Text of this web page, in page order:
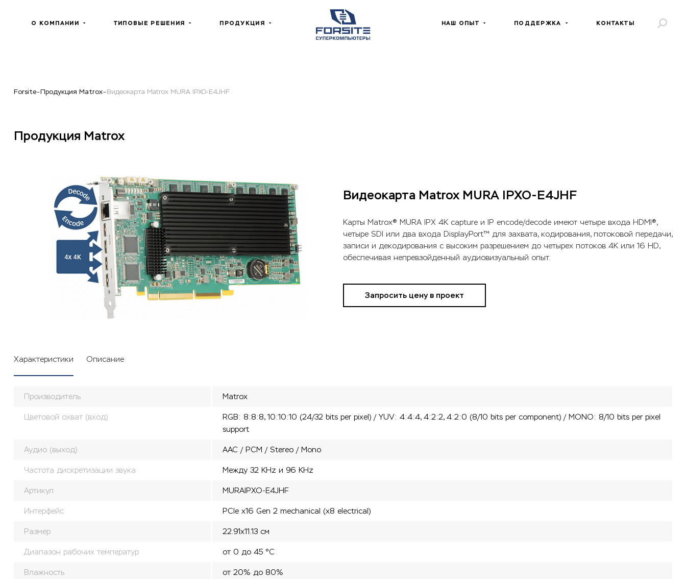
О КОМПАНИИ ТИПОВЫЕ РЕШЕНИЯ ПРОДУКЦИЯ НАШ ОПЫТ ПОДДЕРЖКА КОНТАКТЫ
Forsite Продукция Matrox Видеокарта Matrox MURA IPXO-E4JHF
Продукция Matrox
Видеокарта Matrox MURA IPXO-E4JHF
Карты Matrox® MURA IPX 4K capture и IP encode/decode имеют четыре входа HDMI®,
четыре SDI или два входа DisplayPort™ для захвата, кодирования, потоковой передачи,
записи и декодирования с высоким разрешением до четырех потоков 4K или 16 HD,
обеспечивая непревзойденный аудиовизуальный опыт.
Запросить цену в проект
Характеристики Описание
Производитель Matrox
Цветовой охват (вход)
RGB: 8:8:8, 10:10:10 (24/32 bits per pixel) / YUV: 4:4:4, 4:2:2, 4:2:0 (8/10 bits per component) / MONO: 8/10 bits per pixel
support
Аудио (выход) AAC / PCM / Stereo / Mono
Частота дискретизации звука Между 32 KHz и 96 KHz
Артикул MURAIPXO-E4JHF
Интерфейс PCIe x16 Gen 2 mechanical (x8 electrical)
Размер 22.91x11.13 см
Диапазон рабочих температур от 0 до 45 °C
Влажность от 20% до 80%